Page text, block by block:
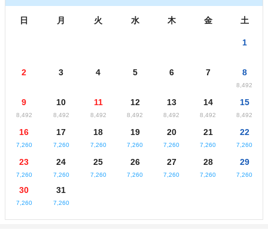
日 月 火 水 木 金 土
1
2 3 4 5 6 7 8
8,492
9
8,492
10
8,492
11
8,492
12
8,492
13
8,492
14
8,492
15
8,492
16
7,260
17
7,260
18
7,260
19
7,260
20
7,260
21
7,260
22
7,260
23
7,260
24
7,260
25
7,260
26
7,260
27
7,260
28
7,260
29
7,260
30
7,260
31
7,260